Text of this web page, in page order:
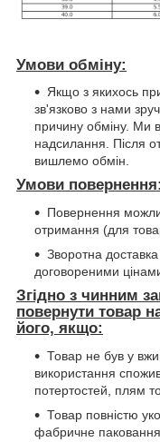
Умови обміну:
Якщо з якихось
зв'язково з нами
причину обміну. Ми
надсилання. Після
вишлемо обмін.
Умови повернення:
Повернення
отримання (для
Зворотна
договореними
Згідно з чинним
повернути товар
його, якщо:
Товар не був у
використання
потертостей, плям
Товар повністю
фабричне паковання.